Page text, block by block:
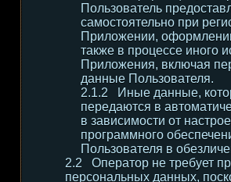
Пользователь
самостоятельно при
Приложении,
также в процессе иного
Приложения, включая
данные Пользователя.
Иные данные,
передаются в
в зависимости от
программного
Пользователя в
Оператор не требует
персональных данных,